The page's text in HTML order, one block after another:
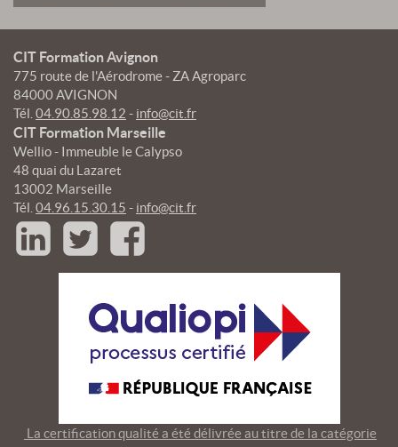
CIT Formation Avignon
775 route de l'Aérodrome - ZA Agroparc
84000 AVIGNON
Tél. 04.90.85.98.12 - info@cit.fr
CIT Formation Marseille
Wellio - Immeuble le Calypso
48 quai du Lazaret
13002 Marseille
Tél. 04.96.15.30.15 - info@cit.fr
La certification qualité a été délivrée au titre de la catégorie